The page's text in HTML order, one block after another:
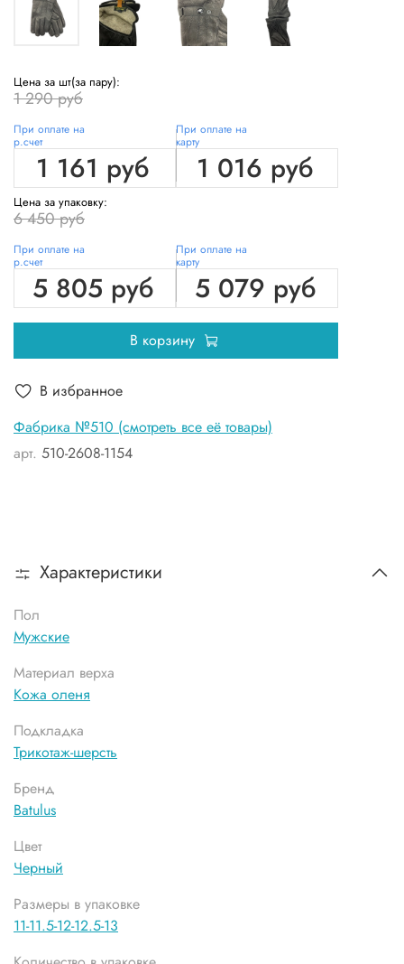
Фабрика №510 (смотреть все её товары)
арт. 510-2608-1154
Цена за шт(за пару):
1 290 руб
При оплате на
р.счет
1 161 руб
При оплате на
карту
1 016 руб
Цена за упаковку:
6 450 руб
При оплате на
р.счет
5 805 руб
При оплате на
карту
5 079 руб
В корзину
В избранное
Характеристики
Пол
Мужские
Материал верха
Кожа оленя
Подкладка
Трикотаж-шерсть
Бренд
Batulus
Цвет
Черный
Размеры в упаковке
11-11.5-12-12.5-13